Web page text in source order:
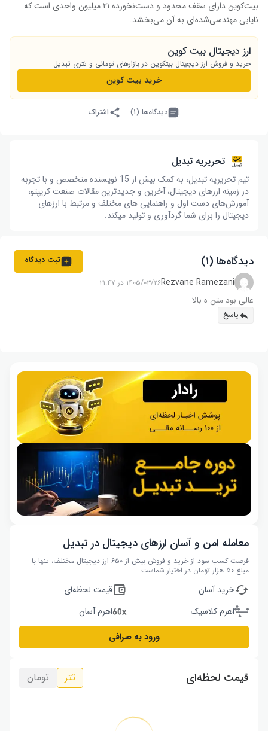
بیت‌کوین دارای سقف محدود و دست‌نخورده ۲۱ میلیون واحدی است که
نایابی مهندسی‌شده‌ای به آن می‌بخشد.
ارز دیجیتال بیت کوین
خرید و فروش ارز دیجیتال بیت‎کوین در بازارهای تومانی و تتری تبدیل
خرید بیت کوین
دیدگاه‌ها (۱) اشتراک
تحریریه تبدیل
تیم تحریریه تبدیل، به کمک بیش از 15 نویسنده متخصص و با تجربه
در زمینه ارزهای دیجیتال، آخرین و جدیدترین مقالات صنعت کریپتو،
آموزش‌های دست اول و راهنمایی های مختلف و مرتبط با ارزهای
دیجیتال را برای شما گردآوری و تولید میکند.
دیدگاه‌ها (۱) ثبت دیدگاه
Rezvane Ramezani۱۴۰۵/۰۳/۲۶ در ۲۱:۴۷
عالی بود متن ه بالا
پاسخ
معامله امن و آسان ارزهای دیجیتال در تبدیل
فرصت کسب سود از خرید و فروش بیش از ۶۵۰ ارز دیجیتال مختلف، تنها با
مبلغ ۵۰ هزار تومان در اختیار شماست.
خرید آسان
قیمت لحظه‌ای
اهرم کلاسیک
اهرم آسان
ورود به صرافی
قیمت لحظه‌ای تتر تومان